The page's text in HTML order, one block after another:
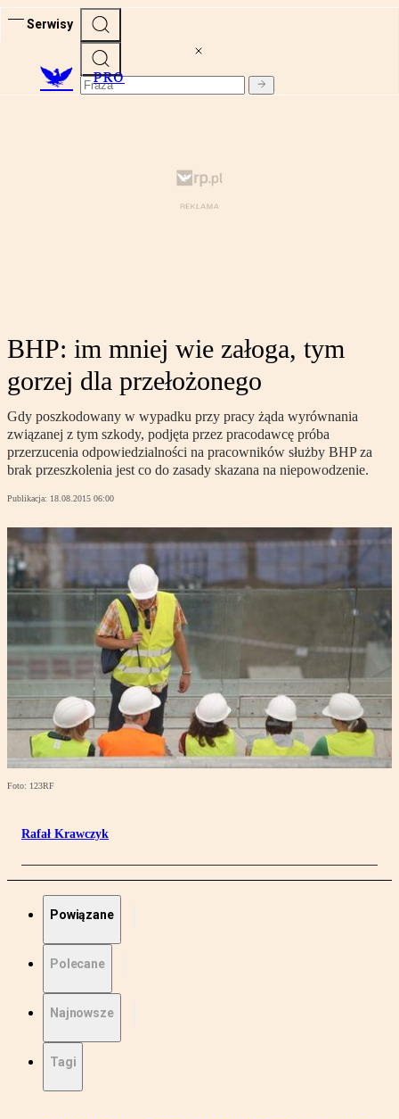
Serwisy
PRO
BHP: im mniej wie załoga, tym
gorzej dla przełożonego
Gdy poszkodowany w wypadku przy pracy żąda wyrównania
związanej z tym szkody, podjęta przez pracodawcę próba
przerzucenia odpowiedzialności na pracowników służby BHP za
brak przeszkolenia jest co do zasady skazana na niepowodzenie.
Publikacja: 18.08.2015 06:00
Foto: 123RF
Rafał Krawczyk
Powiązane
Polecane
Najnowsze
Tagi